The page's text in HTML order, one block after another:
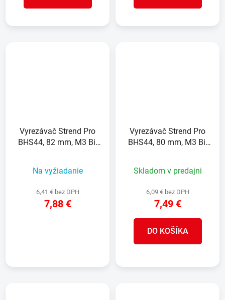
Vyrezávač Strend Pro
BHS44, 82 mm, M3 Bi-
Na vyžiadanie
6,41 € bez DPH
7,88 €
Vyrezávač Strend Pro
BHS44, 80 mm, M3 Bi-
Skladom v predajni
6,09 € bez DPH
7,49 €
DO KOŠÍKA